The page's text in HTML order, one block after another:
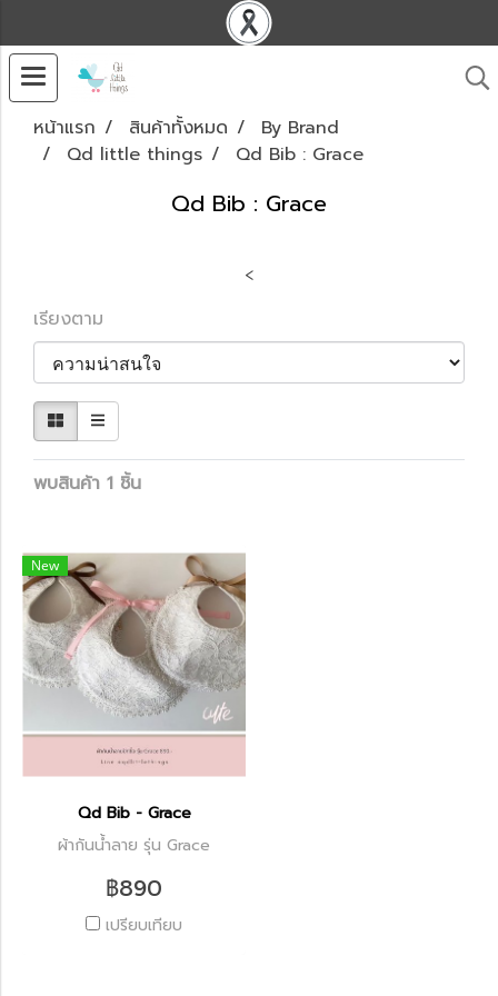
หน้าแรก สินค้าทั้งหมด
By Brand
Qd little things
Qd Bib : Grace
Qd Bib : Grace
<
เรียงตาม
พบสินค้า 1 ชิ้น
New
Qd Bib - Grace
ผ้ากันน้ำลาย รุ่น Grace
฿890
เปรียบเทียบ